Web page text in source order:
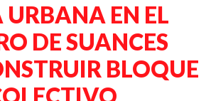
URBANA EN EL
DE SUANCES
BLOQUE